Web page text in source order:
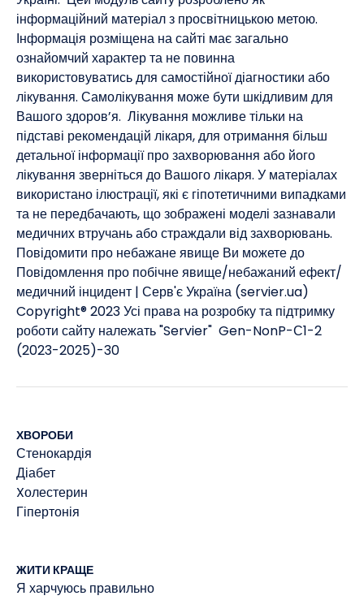
3 How Fall Yard Work Can Cause Heart Problems.
4 Exercising With Angina: Prescription for Health.
інформаційний матеріал з просвітницькою метою.
Інформація розміщена на сайті має загально
ознайомчий характер та не повинна
використовуватись для самостійної діагностики або
лікування. Самолікування може бути шкідливим для
Вашого здоров’я. Лікування можливе тільки на
підставі рекомендацій лікаря, для отримання більш
детальної інформації про захворювання або його
лікування зверніться до Вашого лікаря. У матеріалах
використано ілюстрації, які є гіпотетичними випадками
та не передбачають, що зображені моделі зазнавали
медичних втручань або страждали від захворювань. ​
Повідомити про небажане явище Ви можете до
Повідомлення про побічне явище/небажаний ефект/
медичний інцидент | Серв'є Україна (servier.ua)
Copyright® 2023 Усі права на розробку та підтримку
роботи сайту належать "Servier" Gen-NonP-С1-2
(2023-2025)-30
ХВОРОБИ
Стенокардія
Діабет
Xолестерин
Гіпертонія
ЖИТИ КРАЩЕ
Я харчуюсь правильно